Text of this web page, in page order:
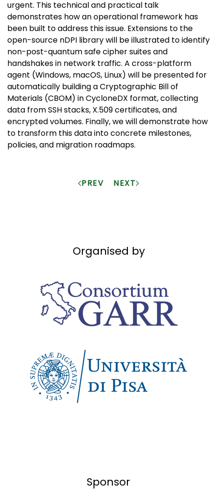
urgent. This technical and practical talk
demonstrates how an operational framework has
been built to address this issue. Extensions to the
open-source nDPI library will be illustrated to identify
non-post-quantum safe cipher suites and
handshakes in network traffic. A cross-platform
agent (Windows, macOS, Linux) will be presented for
automatically building a Cryptographic Bill of
Materials (CBOM) in CycloneDX format, collecting
data from SSH stacks, X.509 certificates, and
encrypted volumes. Finally, we will demonstrate how
to transform this data into concrete milestones,
policies, and migration roadmaps.
PREV NEXT
Organised by
Sponsor